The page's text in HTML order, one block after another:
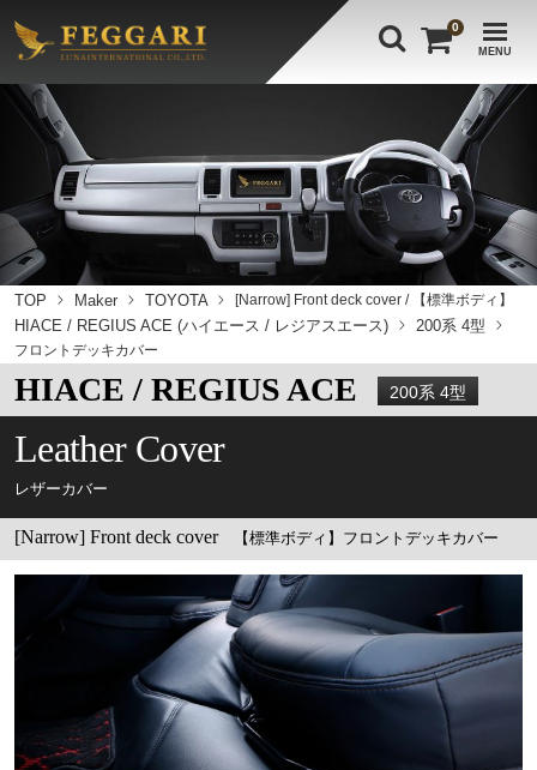
MENU
0
TOP Maker
TOYOTA
HIACE / REGIUS ACE (ハイエース / レジアスエース)
200系 4型
[Narrow] Front deck cover / 【標準ボディ】
フロントデッキカバー
HIACE / REGIUS ACE 200系 4型
Leather Cover
レザーカバー
[Narrow] Front deck cover 【標準ボディ】フロントデッキカバー